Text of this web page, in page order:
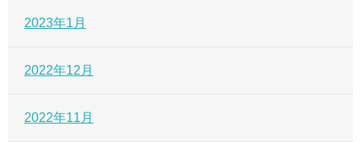
2023年1月
2022年12月
2022年11月